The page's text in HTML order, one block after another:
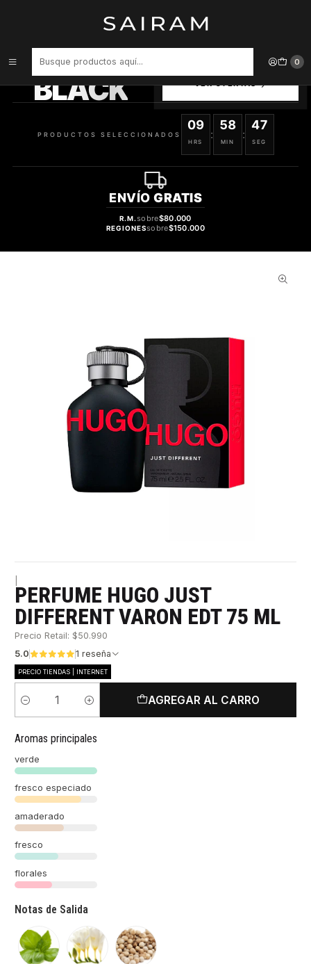
0
PERFUME HUGO JUST DIFFERENT VARON EDT 75 ML
BLACK
SELECCIONADOS
PRODUCTOS SELECCIONADOS
09
HRS
:
58
MIN
:
47
SEG
ENVÍO GRATIS
R.M.sobre$80.000
REGIONESsobre$150.000
PERFUME HUGO JUST
DIFFERENT VARON EDT 75 ML
Precio Retail: $50.990
5.0
1 reseña
PRECIO TIENDAS | INTERNET
Cantidad
AGREGAR AL CARRO
Aromas principales
verde
fresco especiado
amaderado
fresco
florales
Notas de Salida